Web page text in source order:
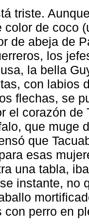
triste.
color de coco
de abeja de
los
la bella
con labios
flechas, se
el corazón de
que muge
que
esas
una tabla,
instante, no
con perro en